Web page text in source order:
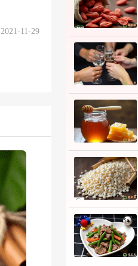
2021-11-29